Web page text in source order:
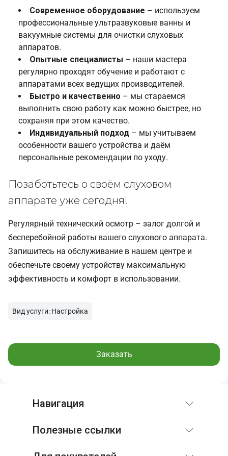
Современное оборудование – используем
профессиональные ультразвуковые ванны и
вакуумные системы для очистки слуховых
аппаратов.
Опытные специалисты – наши мастера
регулярно проходят обучение и работают с
аппаратами всех ведущих производителей.
Быстро и качественно – мы стараемся
выполнить свою работу как можно быстрее, но
сохраняя при этом качество.
Индивидуальный подход – мы учитываем
особенности вашего устройства и даём
персональные рекомендации по уходу.
Позаботьтесь о своём слуховом
аппарате уже сегодня!
Регулярный технический осмотр – залог долгой и
бесперебойной работы вашего слухового аппарата.
Запишитесь на обслуживание в нашем центре и
обеспечьте своему устройству максимальную
эффективность и комфорт в использовании.
Вид услуги: Настройка
Заказать
Навигация
Полезные ссылки